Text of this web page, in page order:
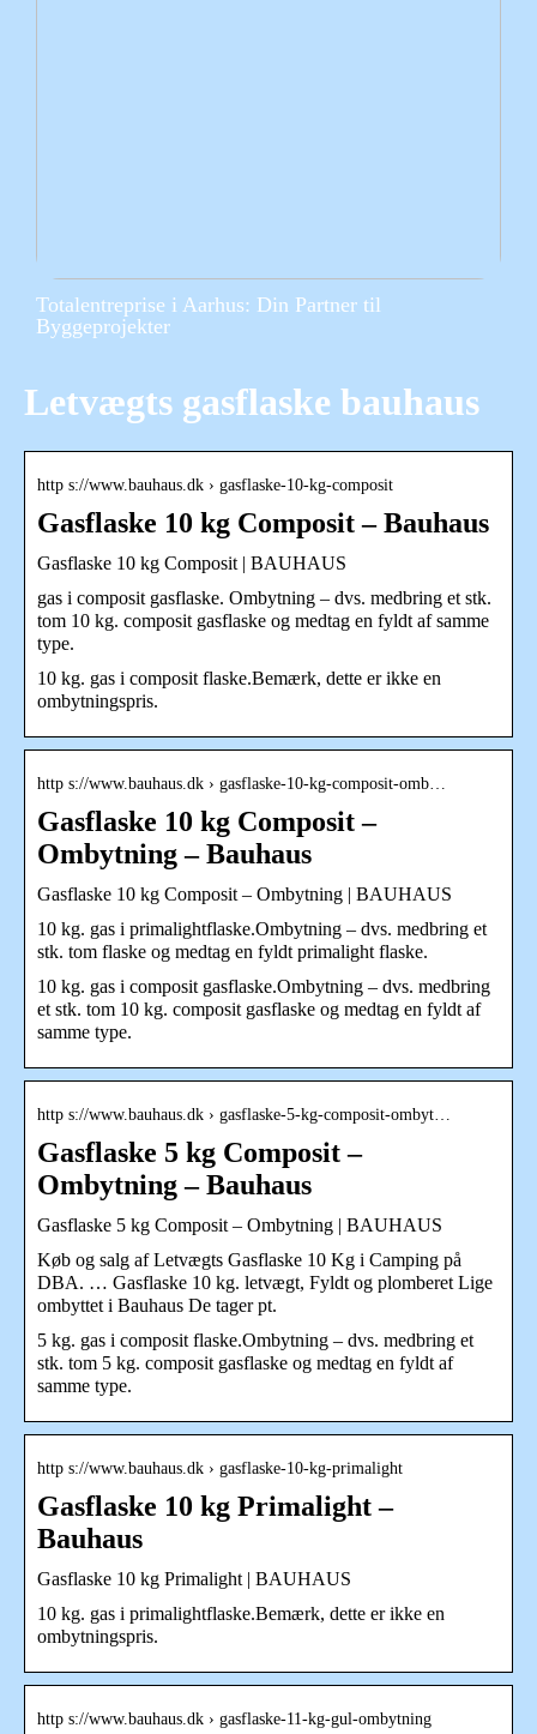
Totalentreprise i Aarhus: Din Partner til
Byggeprojekter
Letvægts gasflaske bauhaus
http s://www.bauhaus.dk › gasflaske-10-kg-composit
Gasflaske 10 kg Composit – Bauhaus
Gasflaske 10 kg Composit | BAUHAUS
gas i composit gasflaske. Ombytning – dvs. medbring et stk.
tom 10 kg. composit gasflaske og medtag en fyldt af samme
type.
10 kg. gas i composit flaske.Bemærk, dette er ikke en
ombytningspris.
http s://www.bauhaus.dk › gasflaske-10-kg-composit-omb…
Gasflaske 10 kg Composit –
Ombytning – Bauhaus
Gasflaske 10 kg Composit – Ombytning | BAUHAUS
10 kg. gas i primalightflaske.Ombytning – dvs. medbring et
stk. tom flaske og medtag en fyldt primalight flaske.
10 kg. gas i composit gasflaske.Ombytning – dvs. medbring
et stk. tom 10 kg. composit gasflaske og medtag en fyldt af
samme type.
http s://www.bauhaus.dk › gasflaske-5-kg-composit-ombyt…
Gasflaske 5 kg Composit –
Ombytning – Bauhaus
Gasflaske 5 kg Composit – Ombytning | BAUHAUS
Køb og salg af Letvægts Gasflaske 10 Kg i Camping på
DBA. … Gasflaske 10 kg. letvægt, Fyldt og plomberet Lige
ombyttet i Bauhaus De tager pt.
5 kg. gas i composit flaske.Ombytning – dvs. medbring et
stk. tom 5 kg. composit gasflaske og medtag en fyldt af
samme type.
http s://www.bauhaus.dk › gasflaske-10-kg-primalight
Gasflaske 10 kg Primalight –
Bauhaus
Gasflaske 10 kg Primalight | BAUHAUS
10 kg. gas i primalightflaske.Bemærk, dette er ikke en
ombytningspris.
http s://www.bauhaus.dk › gasflaske-11-kg-gul-ombytning